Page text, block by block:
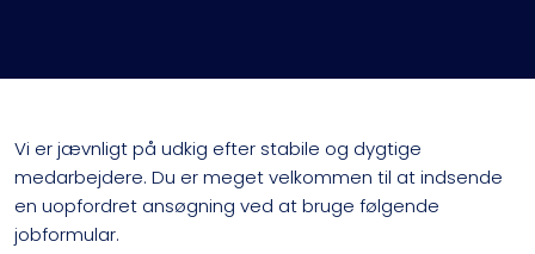
​Vi er jævnligt på udkig efter stabile og dygtige
medarbejdere. Du er meget velkommen til at indsende
en uopfordret ansøgning ved at bruge følgende
jobformular.